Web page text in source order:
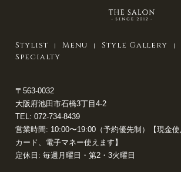
Stylist Menu Style Gallery
Specialty
〒563-0032
大阪府池田市石橋3丁目4-2
TEL: 072-734-8439
営業時間: 10:00〜19:00（予約優先制）【現金
カード、電子マネー使えます】
定休日: 毎週月曜日・第2・3火曜日